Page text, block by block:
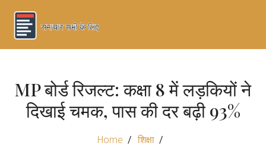
MP बोर्ड रिजल्ट: कक्षा 8 में लड़कियों ने
दिखाई चमक, पास की दर बढ़ी 93%
Home
शिक्षा